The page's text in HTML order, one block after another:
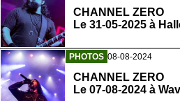
CHANNEL ZERO
Le 31-05-2025 à
PHOTOS 08-08-2024
CHANNEL ZERO
Le 07-08-2024 à